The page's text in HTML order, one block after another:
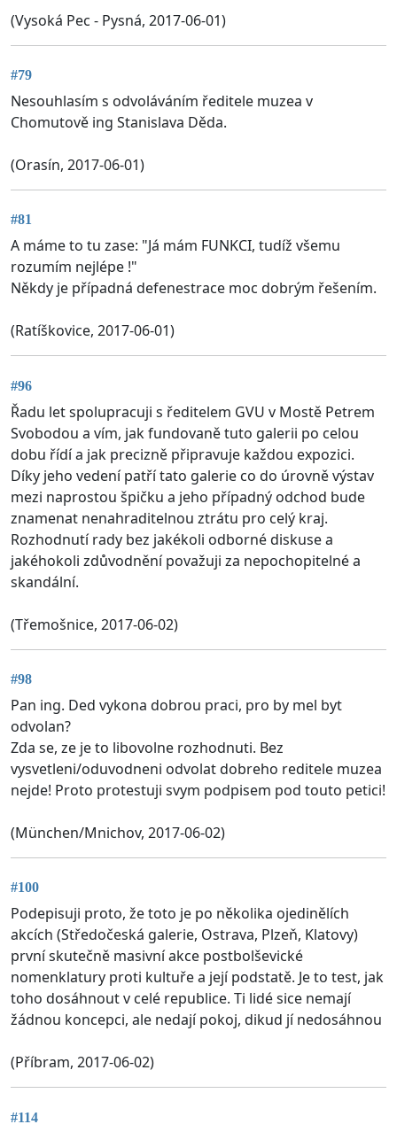
(Vysoká Pec - Pysná, 2017-06-01)
#79
Nesouhlasím s odvoláváním ředitele muzea v
Chomutově ing Stanislava Děda.
(Orasín, 2017-06-01)
#81
A máme to tu zase: "Já mám FUNKCI, tudíž všemu
rozumím nejlépe !"
Někdy je případná defenestrace moc dobrým řešením.
(Ratíškovice, 2017-06-01)
#96
Řadu let spolupracuji s ředitelem GVU v Mostě Petrem
Svobodou a vím, jak fundovaně tuto galerii po celou
dobu řídí a jak precizně připravuje každou expozici.
Díky jeho vedení patří tato galerie co do úrovně výstav
mezi naprostou špičku a jeho případný odchod bude
znamenat nenahraditelnou ztrátu pro celý kraj.
Rozhodnutí rady bez jakékoli odborné diskuse a
jakéhokoli zdůvodnění považuji za nepochopitelné a
skandální.
(Třemošnice, 2017-06-02)
#98
Pan ing. Ded vykona dobrou praci, pro by mel byt
odvolan?
Zda se, ze je to libovolne rozhodnuti. Bez
vysvetleni/oduvodneni odvolat dobreho reditele muzea
nejde! Proto protestuji svym podpisem pod touto petici!
(München/Mnichov, 2017-06-02)
#100
Podepisuji proto, že toto je po několika ojedinělích
akcích (Středočeská galerie, Ostrava, Plzeň, Klatovy)
první skutečně masivní akce postbolševické
nomenklatury proti kultuře a její podstatě. Je to test, jak
toho dosáhnout v celé republice. Ti lidé sice nemají
žádnou koncepci, ale nedají pokoj, dikud jí nedosáhnou
(Příbram, 2017-06-02)
#114